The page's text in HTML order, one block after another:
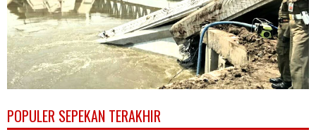
POPULER SEPEKAN TERAKHIR